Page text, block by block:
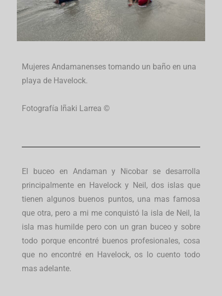
Mujeres Andamanenses tomando un baño en una
playa de Havelock.
Fotografía Iñaki Larrea ©
El buceo en Andaman y Nicobar se desarrolla
principalmente en Havelock y Neil, dos islas que
tienen algunos buenos puntos, una mas famosa
que otra, pero a mi me conquistó la isla de Neil, la
isla mas humilde pero con un gran buceo y sobre
todo porque encontré buenos profesionales, cosa
que no encontré en Havelock, os lo cuento todo
mas adelante.